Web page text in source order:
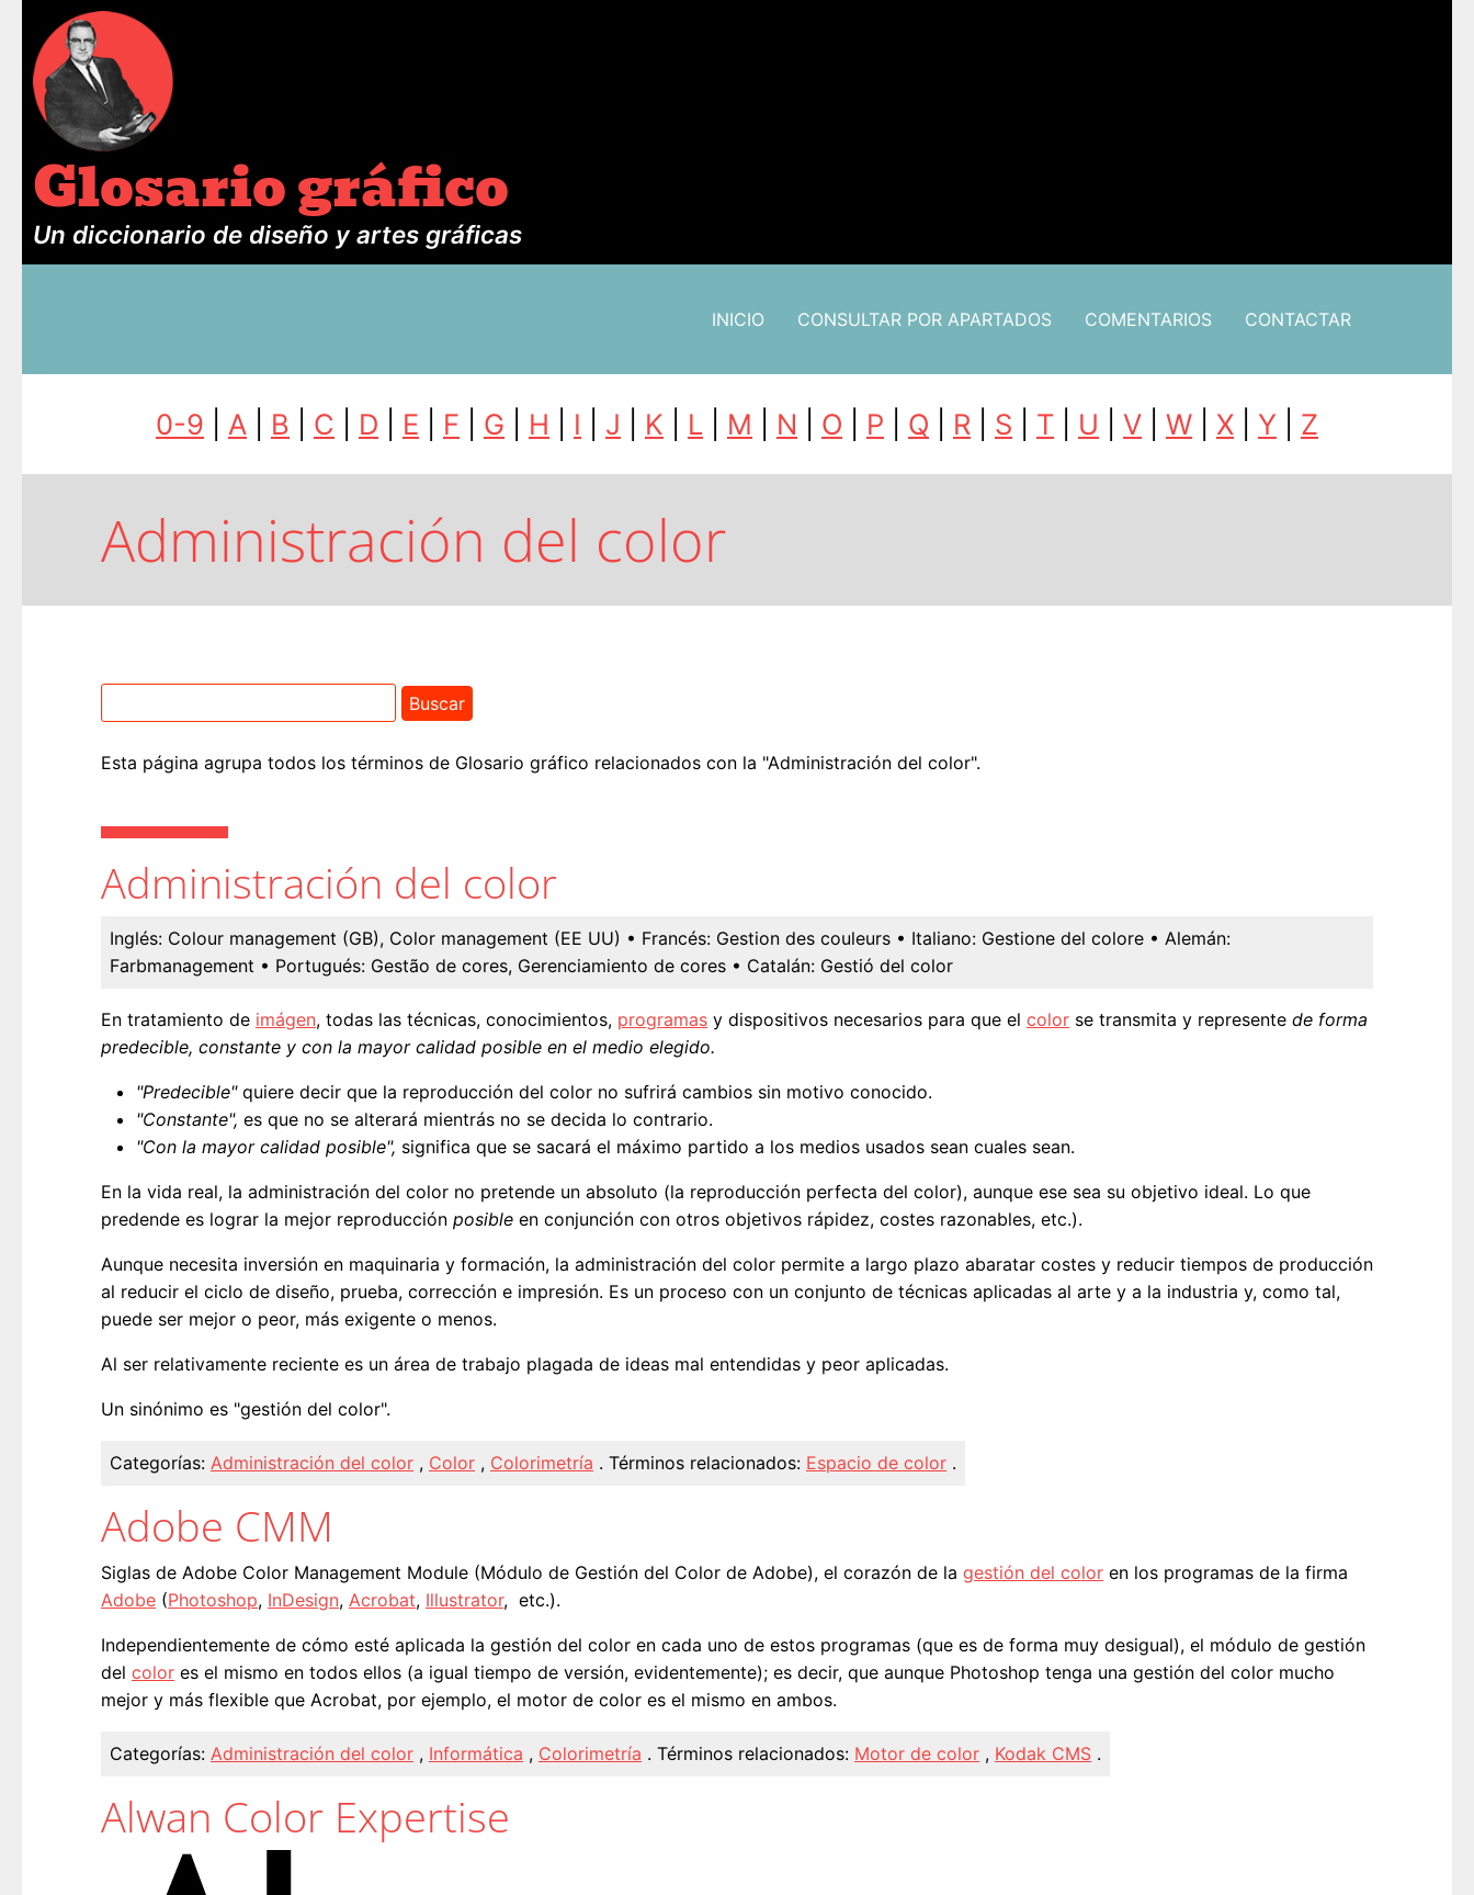
Glosario gráfico
Un diccionario de diseño y artes gráficas
INICIO CONSULTAR POR APARTADOS COMENTARIOS CONTACTAR
0-9 A B C D E F G H I J K L M N O P Q R S T U V W X Y Z
Administración del color
Esta página agrupa todos los términos de Glosario gráfico relacionados con la "Administración del color".
Administración del color
Inglés: Colour management (GB), Color management (EE UU) • Francés: Gestion des couleurs • Italiano: Gestione del colore • Alemán:
Farbmanagement • Portugués: Gestão de cores, Gerenciamiento de cores • Catalán: Gestió del color
En tratamiento de imágen, todas las técnicas, conocimientos, programas y dispositivos necesarios para que el color se transmita y represente de forma
predecible, constante y con la mayor calidad posible en el medio elegido.
"Predecible"quiere decir que la reproducción del color no sufrirá cambios sin motivo conocido.
"Constante", es que no se alterará mientrás no se decida lo contrario.
"Con la mayor calidad posible", significa que se sacará el máximo partido a los medios usados sean cuales sean.
En la vida real, la administración del color no pretende un absoluto (la reproducción perfecta del color), aunque ese sea su objetivo ideal. Lo que
predende es lograr la mejor reproducción posible en conjunción con otros objetivos rápidez, costes razonables, etc.).
Aunque necesita inversión en maquinaria y formación, la administración del color permite a largo plazo abaratar costes y reducir tiempos de producción
al reducir el ciclo de diseño, prueba, corrección e impresión. Es un proceso con un conjunto de técnicas aplicadas al arte y a la industria y, como tal,
puede ser mejor o peor, más exigente o menos.
Al ser relativamente reciente es un área de trabajo plagada de ideas mal entendidas y peor aplicadas.
Un sinónimo es "gestión del color".
Categorías: Administración del color , Color , Colorimetría . Términos relacionados: Espacio de color .
Adobe CMM
Siglas de Adobe Color Management Module (Módulo de Gestión del Color de Adobe), el corazón de la gestión del color en los programas de la firma
Adobe (Photoshop, InDesign, Acrobat, Illustrator, etc.).
Independientemente de cómo esté aplicada la gestión del color en cada uno de estos programas (que es de forma muy desigual), el módulo de gestión
del color es el mismo en todos ellos (a igual tiempo de versión, evidentemente); es decir, que aunque Photoshop tenga una gestión del color mucho
mejor y más flexible que Acrobat, por ejemplo, el motor de color es el mismo en ambos.
Categorías: Administración del color , Informática , Colorimetría . Términos relacionados: Motor de color , Kodak CMS .
Alwan Color Expertise